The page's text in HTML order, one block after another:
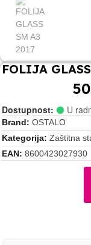
FOLIJA
Dostupnost: U
Brand
OSTALO
Kategorija Zaštitna
EAN 8600423027930